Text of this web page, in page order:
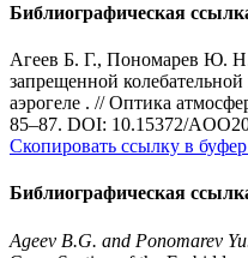
Библиографическая
Агеев Б. Г., Пономарев Ю.
запрещенной
аэрогеле . // Оптика
85–87. DOI: 10.15372/
Скопировать ссылку в
Библиографическая
Ageev B.G. and Ponomarev